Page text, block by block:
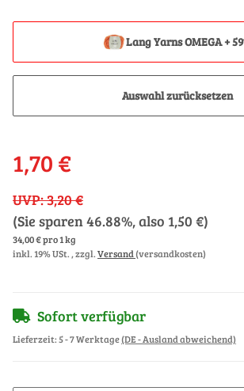
Lang Yarns OMEGA + 59
Auswahl zurücksetzen
1,70 €
UVP:3,20 €
(Sie sparen46.88%, also 1,50 €)
34,00 € pro 1 kg
inkl. 19% USt. , zzgl.Versand (versandkosten)
Sofort verfügbar
Lieferzeit:5 - 7 Werktage(DE - Ausland abweichend)